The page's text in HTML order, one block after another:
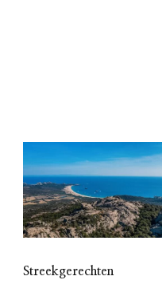
Streekgerechten